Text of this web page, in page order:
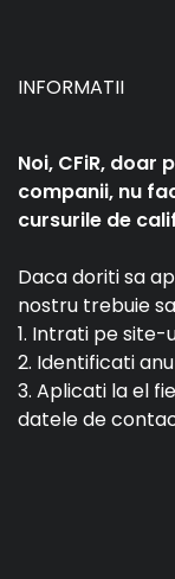
INFORMATII
Noi, CFiR, doar
companii, nu
cursurile de
Daca doriti sa
nostru trebuie
1. Intrati pe site-
2. Identificati
3. Aplicati la el
datele de